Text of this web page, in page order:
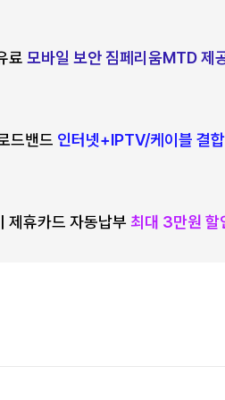
료 모바일 보안 짐페리움MTD 제
드밴드 인터넷+IPTV/케이블 결
제휴카드 자동납부 최대 3만원 할